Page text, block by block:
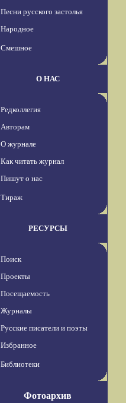
Песни русского застолья
Народное
Смешное
О НАС
Редколлегия
Авторам
О журнале
Как читать журнал
Пишут о нас
Тираж
РЕСУРСЫ
Поиск
Проекты
Посещаемость
Журналы
Русские писатели и поэты
Избранное
Библиотеки
Фотоархив